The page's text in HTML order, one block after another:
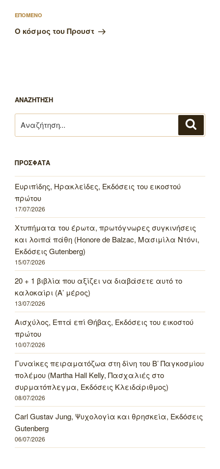
Επόμενο
άρθρο
ΕΠΟΜΕΝΟ
Ο κόσμος του Προυστ
ΑΝΑΖΗΤΗΣΗ
για:
ΠΡΟΣΦΑΤΑ
Ευριπίδης, Ηρακλείδες, Εκδόσεις του εικοστού
πρώτου
17/07/2026
Χτυπήματα του έρωτα, πρωτόγνωρες συγκινήσεις
και λοιπά πάθη (Honore de Balzac, Μασιμίλα Ντόνι,
Εκδόσεις Gutenberg)
15/07/2026
20 + 1 βιβλία που αξίζει να διαβάσετε αυτό το
καλοκαίρι (Α’ μέρος)
13/07/2026
Αισχύλος, Επτά επί Θήβας, Εκδόσεις του εικοστού
πρώτου
10/07/2026
Γυναίκες πειραματόζωα στη δίνη του Β’ Παγκοσμίου
πολέμου (Martha Hall Kelly, Πασχαλιές στο
συρματόπλεγμα, Εκδόσεις Κλειδάριθμος)
08/07/2026
Carl Gustav Jung, Ψυχολογία και θρησκεία, Εκδόσεις
Gutenberg
06/07/2026